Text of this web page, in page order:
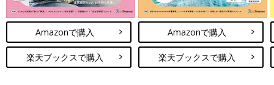
Amazonで購入
楽天ブックスで購入
Amazonで購入
楽天ブックスで購入